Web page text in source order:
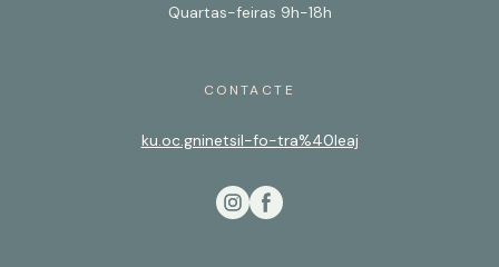
Quartas-feiras 9h-18h
CONTACTE
ku.oc.gninetsil-fo-tra%40leaj